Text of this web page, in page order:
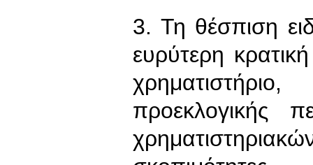
3. Τη θέσπιση
ευρύτερη
προεκλογικής